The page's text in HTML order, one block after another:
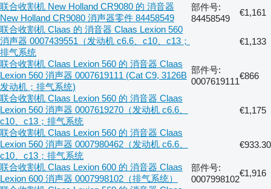
联合收割机 New Holland CR9080 的 消音器
New Holland CR9080 消声器零件 84458549
部件号:
84458549
€1,161
联合收割机 Claas 的 消音器 Claas Lexion 560
消声器 0007439551（发动机 c6.6、c10、c13；
排气系统
€1,133
联合收割机 Claas Lexion 560 的 消音器 Claas
Lexion 560 消声器 0007619111 (Cat C9, 3126B
发动机；排气系统)
部件号:
0007619111
€866
联合收割机 Claas Lexion 560 的 消音器 Claas
Lexion 560 消声器 0007619270（发动机 c6.6、
c10、c13；排气系统
€1,175
联合收割机 Claas Lexion 560 的 消音器 Claas
Lexion 560 消声器 0007980462（发动机 c6.6、
c10、c13；排气系统
€933.30
联合收割机 Claas Lexion 600 的 消音器 Claas
Lexion 600 消声器 0007998102（排气系统）
部件号:
0007998102
€1,916